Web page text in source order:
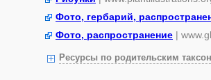
Фото, гербарий,
Фото, распространение |
Ресурсы по родительским